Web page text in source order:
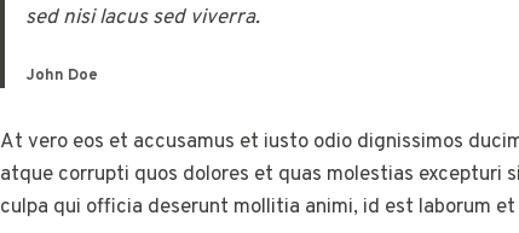
sed nisi lacus sed viverra.
John Doe
At vero eos et accusamus et iusto odio dignissimos
atque corrupti quos dolores et quas molestias
culpa qui officia deserunt mollitia animi, id est laborum